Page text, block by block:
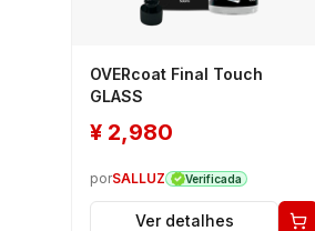
OVERcoat Final Touch
GLASS
¥ 2,980
porSALLUZ Verificada
Ver detalhes